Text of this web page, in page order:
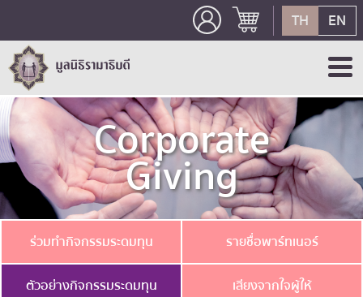
TH EN
Corporate
Giving
ร่วมทำกิจกรรมระดมทุน รายชื่อพาร์ทเนอร์
ตัวอย่างกิจกรรมระดมทุน เสียงจากใจผู้ให้